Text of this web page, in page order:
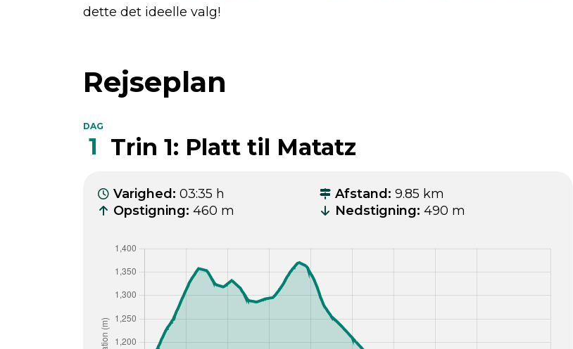
dette det ideelle valg!
Rejseplan
DAG
1 Trin 1: Platt til Matatz
Varighed: 03:35 h Afstand: 9.85 km
Opstigning: 460 m Nedstigning: 490 m